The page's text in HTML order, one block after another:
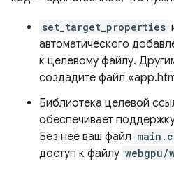
set_target_properties
автоматического
к целевому файлу.
создадите файл
Библиотека целевой
обеспечивает
Без неё ваш файл
доступ к файлу webgpu/